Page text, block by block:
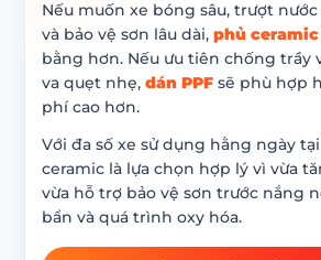
Nếu muốn xe bóng sâu, trượt
và bảo vệ sơn lâu dài, phủ ceramic
bằng hơn. Nếu ưu tiên chống trầy
va quẹt nhẹ, dán PPF sẽ phù hợp
phí cao hơn.
Với đa số xe sử dụng hằng ngày tại
ceramic là lựa chọn hợp lý vì vừa
vừa hỗ trợ bảo vệ sơn trước nắng
bẩn và quá trình oxy hóa.